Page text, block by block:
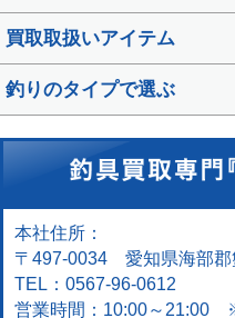
買取取扱いアイテム
釣りのタイプで選ぶ
本社住所：
〒497-0034 愛知県海部
TEL：0567-96-0612
営業時間：10:00～21:00